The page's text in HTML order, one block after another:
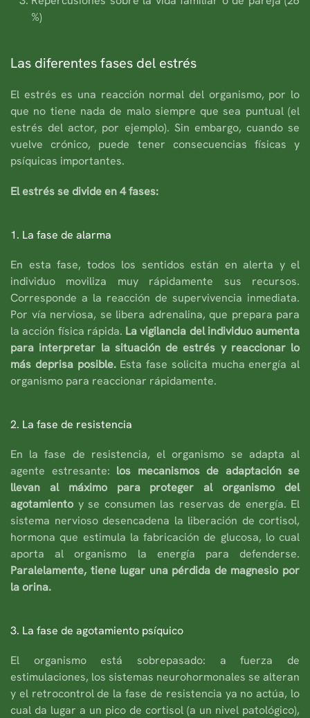
%)
Las diferentes fases del estrés
El estrés es una reacción normal del organismo, por lo
que no tiene nada de malo siempre que sea puntual (el
estrés del actor, por ejemplo). Sin embargo, cuando se
vuelve crónico, puede tener consecuencias físicas y
psíquicas importantes.
El estrés se divide en 4 fases:
1. La fase de alarma
En esta fase, todos los sentidos están en alerta y el
individuo moviliza muy rápidamente sus recursos.
Corresponde a la reacción de supervivencia inmediata.
Por vía nerviosa, se libera adrenalina, que prepara para
la acción física rápida. La vigilancia del individuo aumenta
para interpretar la situación de estrés y reaccionar lo
más deprisa posible.Esta fase solicita mucha energía al
organismo para reaccionar rápidamente.
2. La fase de resistencia
En la fase de resistencia, el organismo se adapta al
agente estresante: los mecanismos de adaptación se
llevan al máximo para proteger al organismo del
agotamiento y se consumen las reservas de energía. El
sistema nervioso desencadena la liberación de cortisol,
hormona que estimula la fabricación de glucosa, lo cual
aporta al organismo la energía para defenderse.
Paralelamente, tiene lugar una pérdida de magnesio por
la orina.
3. La fase de agotamiento psíquico
El organismo está sobrepasado: a fuerza de
estimulaciones, los sistemas neurohormonales se alteran
y el retrocontrol de la fase de resistencia ya no actúa, lo
cual da lugar a un pico de cortisol (a un nivel patológico),